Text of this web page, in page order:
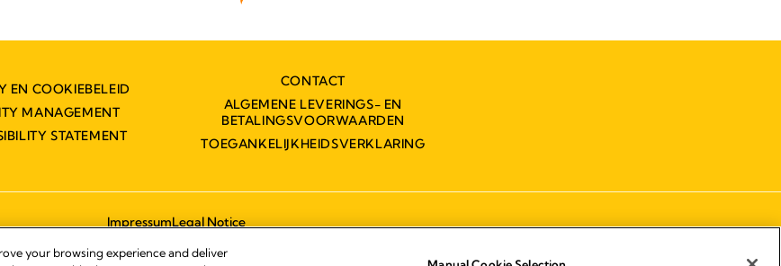
EN COOKIEBELEID
MANAGEMENT
STATEMENT
CONTACT
ALGEMENE LEVERINGS- EN
BETALINGSVOORWAARDEN
TOEGANKELIJKHEIDSVERKLARING
ImpressumLegal Notice
your browsing experience and deliver